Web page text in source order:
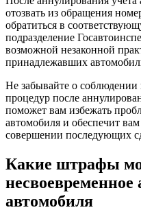
отозвать из обращения
обратиться в
подразделение
возможной незаконной
принадлежавших
Не забывайте о
процедур после
поможет вам избежать
автомобиля и обеспечит
совершении последующих
Какие штрафы
несвоевременное
автомобиля